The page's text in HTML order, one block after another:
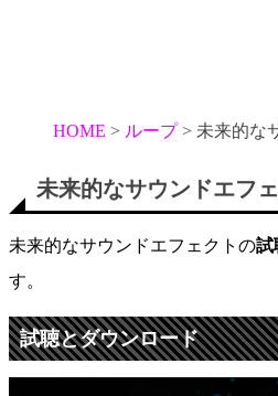
HOME ループ 未来的な
未来的なサウンドエフ
未来的なサウンドエフェクトの試
す。
試聴とダウンロード